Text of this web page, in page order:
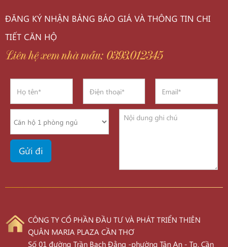
ĐĂNG KÝ NHẬN BẢNG BÁO GIÁ VÀ THÔNG TIN CHI
TIẾT CĂN HỘ
Liên hệ xem nhà mẫu: 0393.012345
CÔNG TY CỔ PHẦN ĐẦU TƯ VÀ PHÁT TRIỂN THIÊN
QUÂN MARIA PLAZA CẦN THƠ
Số 01 đường Trần Bạch Đằng -phường Tân An - Tp. Cần